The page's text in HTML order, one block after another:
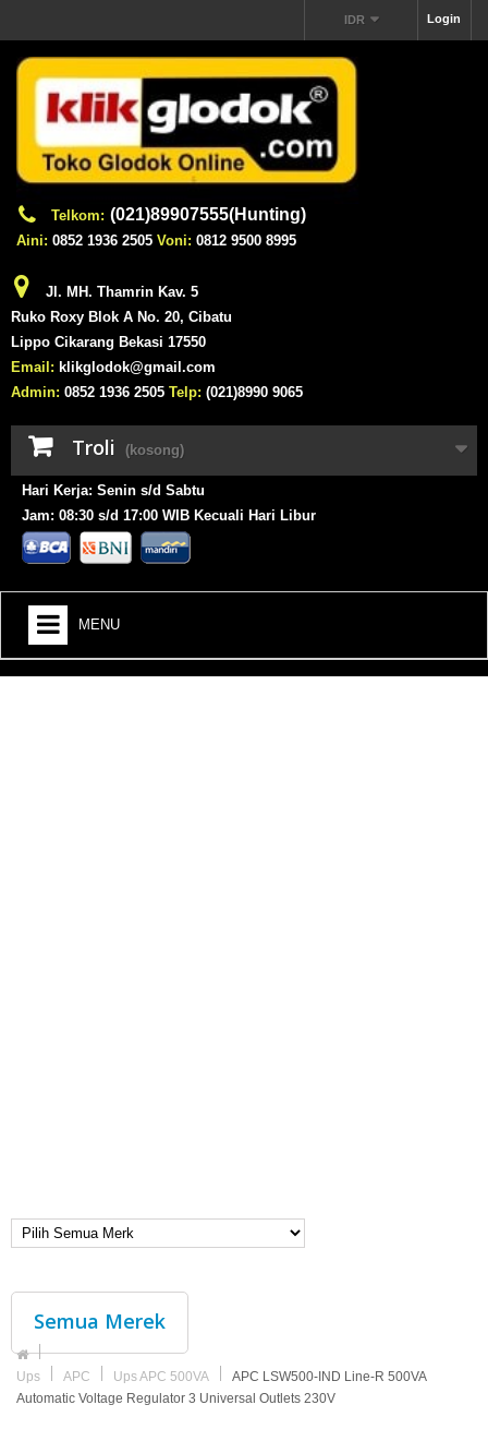
Login
IDR
Telkom: (021)89907555(Hunting)
Aini: 0852 1936 2505 Voni: 0812 9500 8995
Jl. MH. Thamrin Kav. 5
Ruko Roxy Blok A No. 20, Cibatu
Lippo Cikarang Bekasi 17550
Email: klikglodok@gmail.com
Admin: 0852 1936 2505 Telp: (021)8990 9065
Troli (kosong)
Hari Kerja: Senin s/d Sabtu
Jam: 08:30 s/d 17:00 WIB Kecuali Hari Libur
MENU
Semua Merek
Ups APC Ups APC 500VA
APC LSW500-IND Line-R 500VA
Automatic Voltage Regulator 3 Universal Outlets 230V